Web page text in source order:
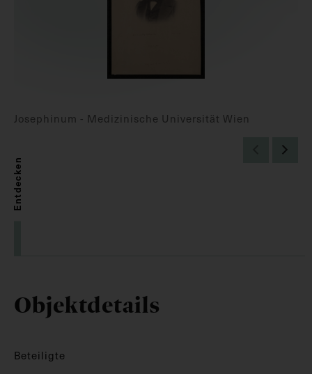
Josephinum - Medizinische Universität Wien
Entdecken
Objektdetails
Beteiligte